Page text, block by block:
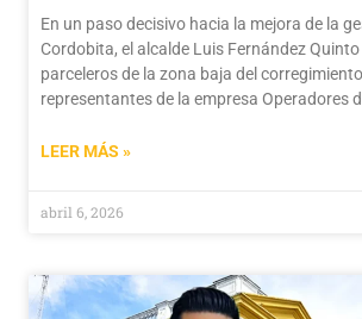
En un paso decisivo hacia la mejora de la
Cordobita, el alcalde Luis Fernández
parceleros de la zona baja del
representantes de la empresa Operadores
LEER MÁS »
abril 6, 2026